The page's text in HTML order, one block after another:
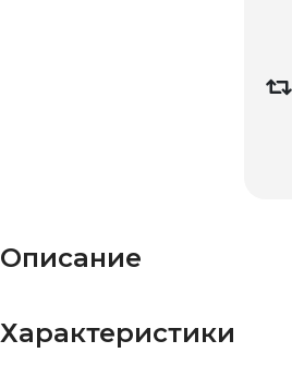
Описание
Характеристики